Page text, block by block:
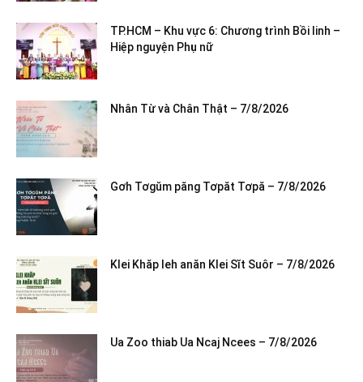
TP.HCM – Khu vực 6: Chương trình Bồi linh –
Hiệp nguyện Phụ nữ
Nhân Từ và Chân Thật – 7/8/2026
Gơh Tơgŭm păng Tơpăt Tơpă – 7/8/2026
Klei Khăp leh anăn Klei Sĭt Suôr – 7/8/2026
Ua Zoo thiab Ua Ncaj Ncees – 7/8/2026